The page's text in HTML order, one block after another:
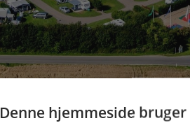
Denne hjemmeside